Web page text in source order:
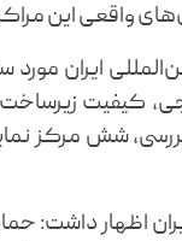
واقعی این
ایران
کیفیت
بررسی، شش مرکز
اظهار داشت: